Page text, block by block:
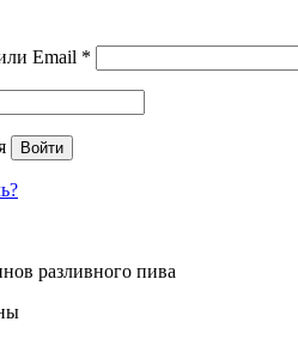
Email *
Войти
разливного пива